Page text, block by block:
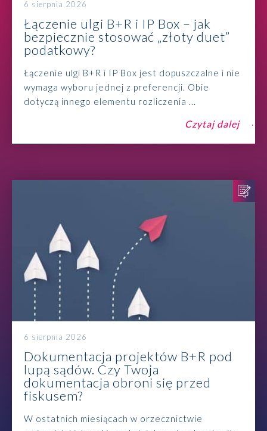
6 sierpnia 2026
Łączenie ulgi B+R i IP Box – jak
bezpiecznie stosować „złoty duet”
podatkowy?
Łączenie ulgi B+R i IP Box jest dopuszczalne i nie
wymaga wyboru jednej z preferencji. Obie
dotyczą innego elementu rozliczenia ...
Czytaj dalej
6 sierpnia 2026
Dokumentacja projektów B+R pod
lupą sądów. Czy Twoja
dokumentacja obroni się przed
fiskusem?
W ostatnich miesiącach w orzecznictwie